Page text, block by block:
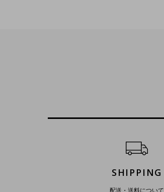
SHIPPING
配送・送料について